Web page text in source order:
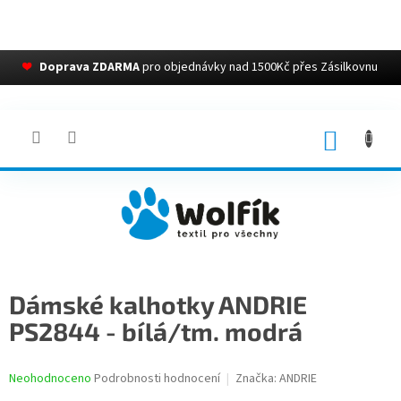
❤ Doprava ZDARMApro objednávky nad 1500Kč přes Zásilkovnu
Dámské kalhotky ANDRIE
PS2844 - bílá/tm. modrá
Průměrné
Neohodnoceno Podrobnosti hodnocení Značka: ANDRIE